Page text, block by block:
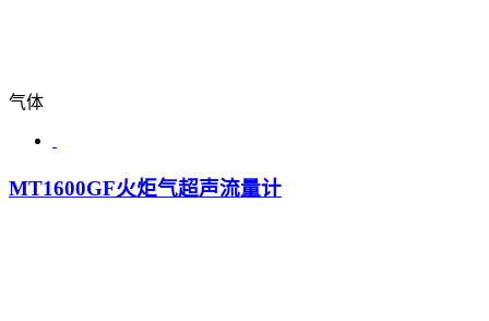
气体
MT1600GF火炬气超声流量计